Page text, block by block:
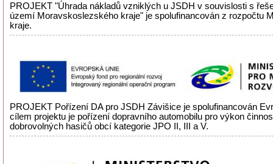
PROJEKT "Úhrada nákladů vzniklých u JSDH v souvislosti s
území Moravskoslezského kraje" je spolufinancován z rozpočtu
kraje.
PROJEKT Pořízení DA pro JSDH Závišice je spolufinancován
cílem projektu je pořízení dopravního automobilu pro výkon
dobrovolných hasičů obcí kategorie JPO II, III a V.